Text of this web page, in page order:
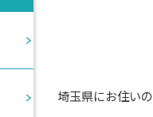
埼玉県にお住い